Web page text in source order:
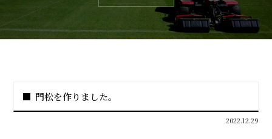
門松を作りました。
2022.12.29